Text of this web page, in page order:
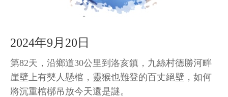
2024年9月20日
第82天，沿鄉道30公里到洛亥鎮，九絲村德勝河畔
崖壁上有僰人懸棺，靈猴也難登的百丈絕壁，如何
將沉重棺槨吊放今天還是謎。